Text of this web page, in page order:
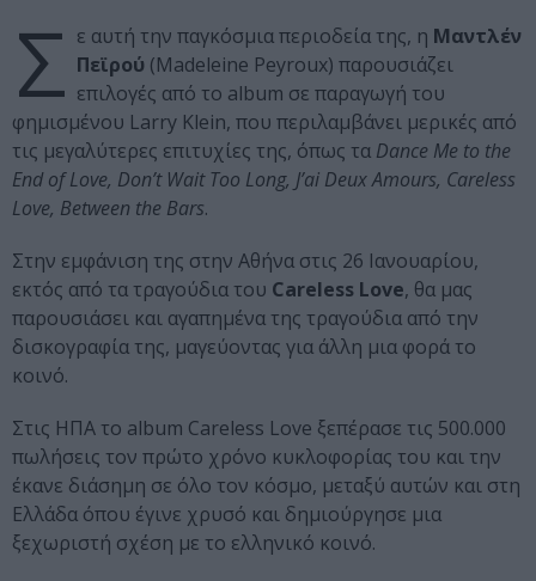
Σ ε αυτή την παγκόσμια περιοδεία της, η Μαντλέν
Πεϊρού (Madeleine Peyroux) παρουσιάζει
επιλογές από το album σε παραγωγή του
φημισμένου Larry Klein, που περιλαμβάνει μερικές από
τις μεγαλύτερες επιτυχίες της, όπως τα Dance Me to the
End of Love, Don’t Wait Too Long, J’ai Deux Amours, Careless
Love, Between the Bars.
Στην εμφάνιση της στην Αθήνα στις 26 Ιανουαρίου,
εκτός από τα τραγούδια του Careless Love, θα μας
παρουσιάσει και αγαπημένα της τραγούδια από την
δισκογραφία της, μαγεύοντας για άλλη μια φορά το
κοινό.
Στις ΗΠΑ το album Careless Love ξεπέρασε τις 500.000
πωλήσεις τον πρώτο χρόνο κυκλοφορίας του και την
έκανε διάσημη σε όλο τον κόσμο, μεταξύ αυτών και στη
Ελλάδα όπου έγινε χρυσό και δημιούργησε μια
ξεχωριστή σχέση με το ελληνικό κοινό.